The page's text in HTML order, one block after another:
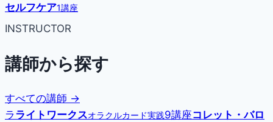
セルフケア1講座
INSTRUCTOR
講師から探す
すべての講師 →
ラ ライトワークスオラクルカード実践9講座コレット・バロ